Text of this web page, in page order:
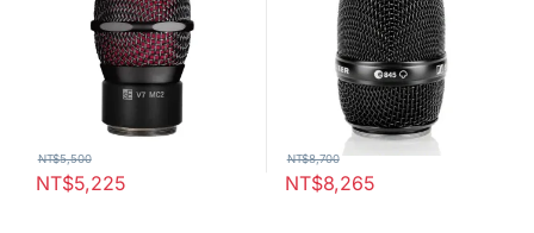
NT$5,225
NT$5,500
NT$8,265
NT$8,700